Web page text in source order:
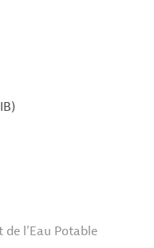
l’Eau Potable